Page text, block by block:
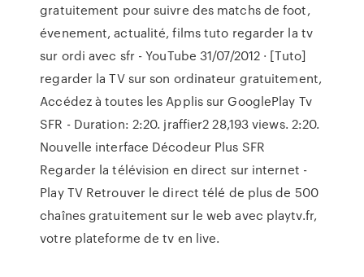
gratuitement pour suivre des matchs de foot,
évenement, actualité, films tuto regarder la tv
sur ordi avec sfr - YouTube 31/07/2012 · [Tuto]
regarder la TV sur son ordinateur gratuitement,
Accédez à toutes les Applis sur GooglePlay Tv
SFR - Duration: 2:20. jraffier2 28,193 views. 2:20.
Nouvelle interface Décodeur Plus SFR
Regarder la télévision en direct sur internet -
Play TV Retrouver le direct télé de plus de 500
chaînes gratuitement sur le web avec playtv.fr,
votre plateforme de tv en live.